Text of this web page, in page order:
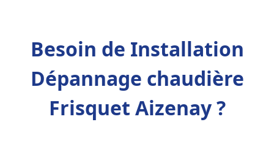
Besoin de Installation
Dépannage chaudière
Frisquet Aizenay ?